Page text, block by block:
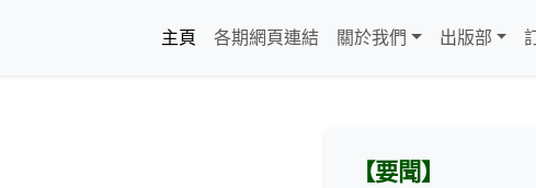
主頁
各期網頁連結 關於我們 出版部
【要聞】